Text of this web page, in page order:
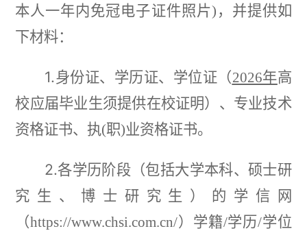
本人一年内免冠电子证件照片)，并提供如
下材料：
1.身份证、学历证、学位证（2026年高
校应届毕业生须提供在校证明）、专业技术
资格证书、执(职)业资格证书。
2.各学历阶段（包括大学本科、硕士研
究生、博士研究生）的学信网
（https://www.chsi.com.cn/）学籍/学历/学位